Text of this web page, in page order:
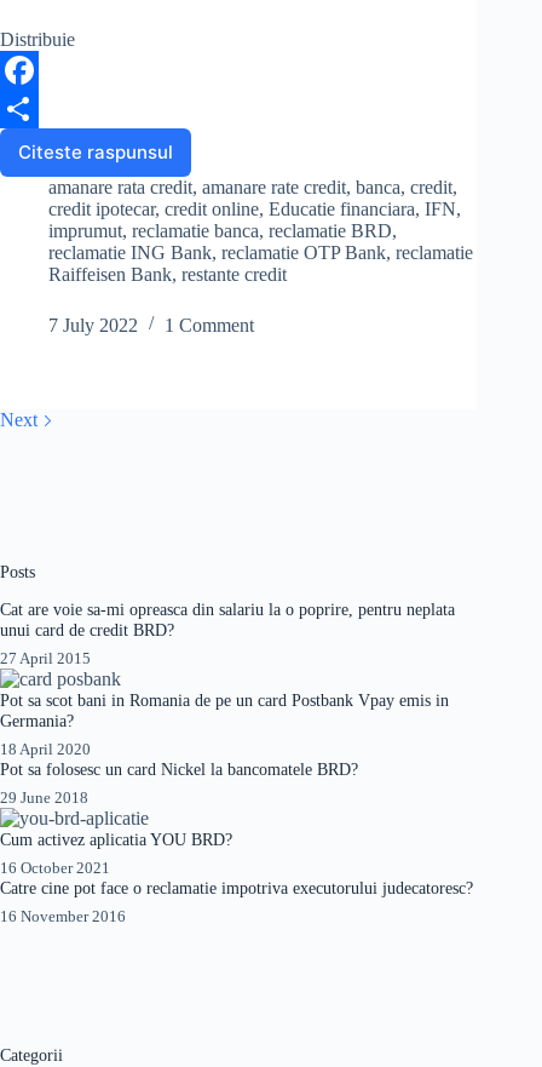
Distribuie
F
Citeste raspunsul
OUG
90/2022
privind
amanarea
ratelor
la
amanare rata credit, amanare rate credit, banca, credit,
credit ipotecar, credit online, Educatie financiara, IFN,
imprumut, reclamatie banca, reclamatie BRD,
reclamatie ING Bank, reclamatie OTP Bank, reclamatie
Raiffeisen Bank, restante credit
7 July 2022 1 Comment
Next
Posts
Cat are voie sa-mi opreasca din salariu la o poprire, pentru neplata
unui card de credit BRD?
27 April 2015
Pot sa scot bani in Romania de pe un card Postbank Vpay emis in
Germania?
18 April 2020
Pot sa folosesc un card Nickel la bancomatele BRD?
29 June 2018
Cum activez aplicatia YOU BRD?
16 October 2021
Catre cine pot face o reclamatie impotriva executorului judecatoresc?
16 November 2016
Categorii